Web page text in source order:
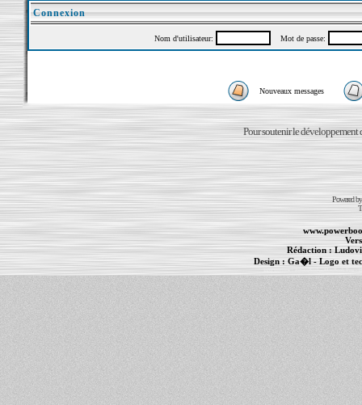
Connexion
Nom d'utilisateur: Mot de passe:
Nouveaux messages
Pour soutenir le développement
Powered
Rédaction :
Design : Ga�l- Logo et